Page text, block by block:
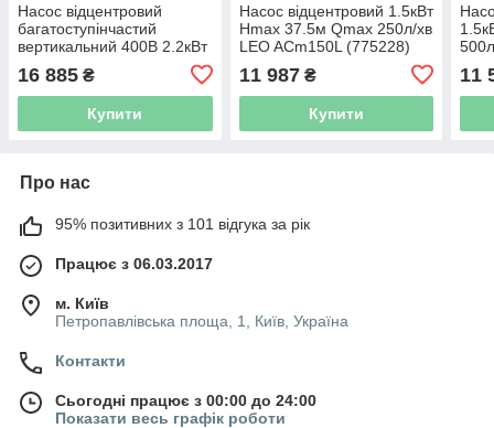
Насос відцентровий
багатоступінчастий
вертикальний 400В 2.2кВт
Hmax 98м Qmax 100л/хв
LEO 3.0 EVP4-8 (7754573)
16 885 ₴
Купити
Насос відцентровий 1.5кВт
Hmax 37.5м Qmax 250л/хв
LEO ACm150L (775228)
11 987₴
Купити
11
Про нас
95% позитивних з 101 відгука за рік
Працює з 06.03.2017
м. Київ
Петропавлівська площа, 1, Київ, Україна
Контакти
Сьогодні працює з 00:00 до 24:00
Показати весь графік роботи